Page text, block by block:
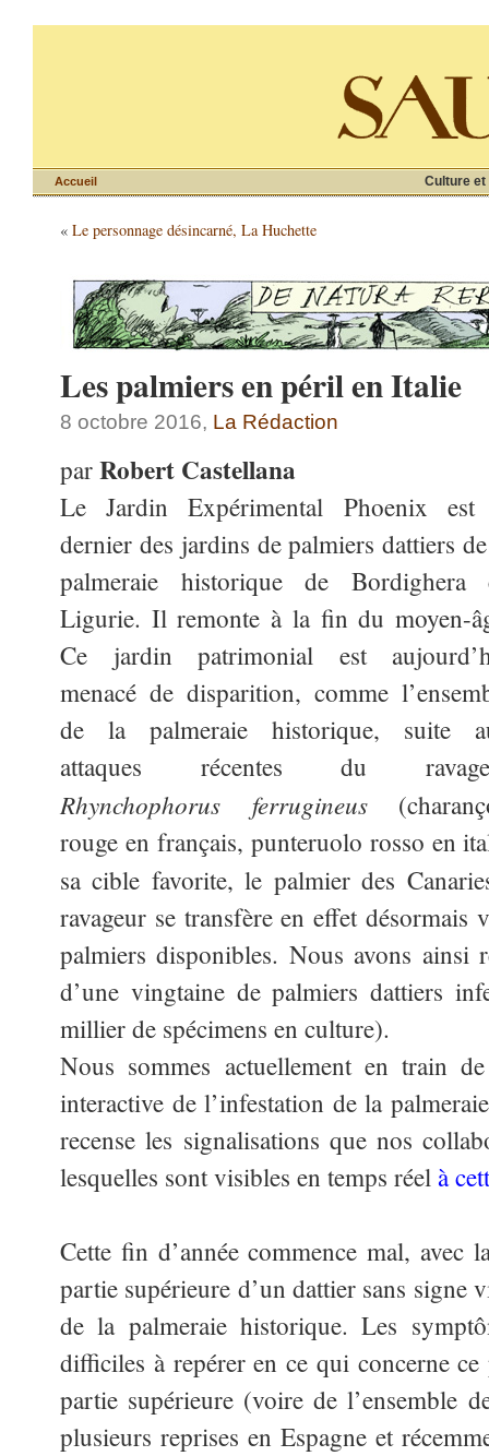
Culture et
Accueil
« Le personnage désincarné, La Huchette
Les palmiers en péril en Italie
8 octobre 2016, La Rédaction
parRobert Castellana
Le Jardin Expérimental Phoenix
dernier des jardins de palmiers dattiers
palmeraie historique de Bordighera
Ligurie. Il remonte à la fin du moyen-
Ce jardin patrimonial est
menacé de disparition, comme
de la palmeraie historique, suite
attaques récentes du
Rhynchophorus ferrugineus
rouge en français, punteruolo rosso en
sa cible favorite, le palmier des
ravageur se transfère en effet désormais
palmiers disponibles. Nous avons ainsi
d’une vingtaine de palmiers dattiers
millier de spécimens en culture).
Nous sommes actuellement en train
interactive de l’infestation de la
recense les signalisations que nos
lesquelles sont visibles en temps réelà
Cette fin d’année commence mal, avec
partie supérieure d’un dattier sans signe
de la palmeraie historique. Les
difficiles à repérer en ce qui concerne
partie supérieure (voire de l’ensemble
plusieurs reprises en Espagne et